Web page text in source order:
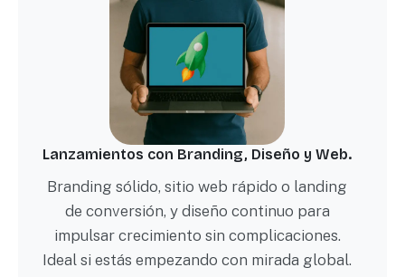
Lanzamientos con Branding, Diseño y Web.
Branding sólido, sitio web rápido o landing
de conversión, y diseño continuo para
impulsar crecimiento sin complicaciones.
Ideal si estás empezando con mirada global.